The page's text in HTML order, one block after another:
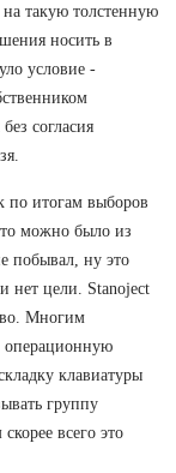
такую толстенную
носить в
условие -
согласия
по итогам выборов
можно было из
побывал, ну это
нет цели. Stanoject
Многим
операционную
клавиатуры
группу
всего это